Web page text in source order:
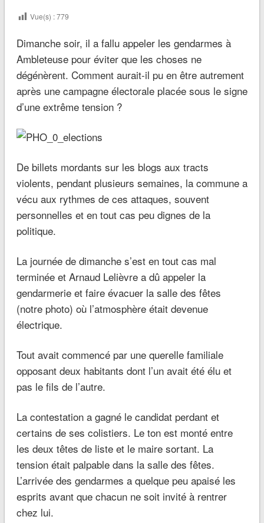
Vue(s) :779
Dimanche soir, il a fallu appeler les gendarmes à
Ambleteuse pour éviter que les choses ne
dégénèrent. Comment aurait-il pu en être autrement
après une campagne électorale placée sous le signe
d’une extrême tension ?
De billets mordants sur les blogs aux tracts
violents, pendant plusieurs semaines, la commune a
vécu aux rythmes de ces attaques, souvent
personnelles et en tout cas peu dignes de la
politique.
La journée de dimanche s’est en tout cas mal
terminée et Arnaud Lelièvre a dû appeler la
gendarmerie et faire évacuer la salle des fêtes
(notre photo) où l’atmosphère était devenue
électrique.
Tout avait commencé par une querelle familiale
opposant deux habitants dont l’un avait été élu et
pas le fils de l’autre.
La contestation a gagné le candidat perdant et
certains de ses colistiers. Le ton est monté entre
les deux têtes de liste et le maire sortant. La
tension était palpable dans la salle des fêtes.
L’arrivée des gendarmes a quelque peu apaisé les
esprits avant que chacun ne soit invité à rentrer
chez lui.